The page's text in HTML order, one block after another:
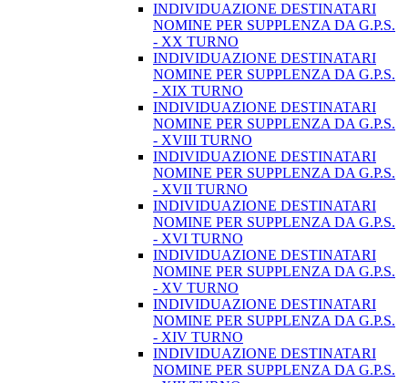
INDIVIDUAZIONE DESTINATARI
NOMINE PER SUPPLENZA DA G.P.S.
- XX TURNO
INDIVIDUAZIONE DESTINATARI
NOMINE PER SUPPLENZA DA G.P.S.
- XIX TURNO
INDIVIDUAZIONE DESTINATARI
NOMINE PER SUPPLENZA DA G.P.S.
- XVIII TURNO
INDIVIDUAZIONE DESTINATARI
NOMINE PER SUPPLENZA DA G.P.S.
- XVII TURNO
INDIVIDUAZIONE DESTINATARI
NOMINE PER SUPPLENZA DA G.P.S.
- XVI TURNO
INDIVIDUAZIONE DESTINATARI
NOMINE PER SUPPLENZA DA G.P.S.
- XV TURNO
INDIVIDUAZIONE DESTINATARI
NOMINE PER SUPPLENZA DA G.P.S.
- XIV TURNO
INDIVIDUAZIONE DESTINATARI
NOMINE PER SUPPLENZA DA G.P.S.